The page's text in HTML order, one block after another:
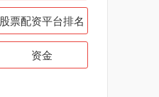
股票配资平台排名
资金